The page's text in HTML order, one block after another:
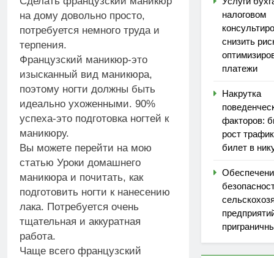
на дому довольно просто,
потребуется немного труда и
терпения.
Французский маникюр-это
изысканный вид маникюра,
поэтому ногти должны быть
идеально ухоженными. 90%
успеха-это подготовка ногтей к
маникюру.
Вы можете перейти на мою
статью Уроки домашнего
маникюра и почитать, как
подготовить ногти к нанесению
лака. Потребуется очень
тщательная и аккуратная
работа.
Чаще всего французский
налоговом
снизить
платежи
Накрутка
факторов:
рост
билет в